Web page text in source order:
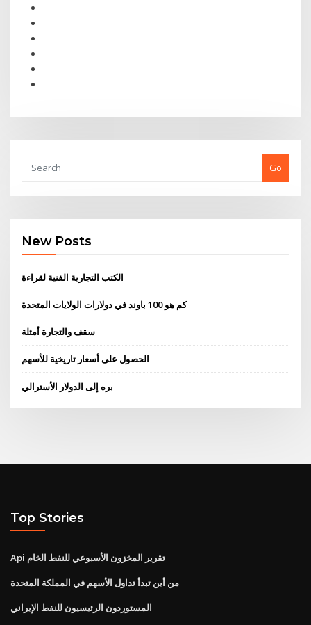
Go
New Posts
الكتب التجارية الفنية لقراءة
كم هو 100 باوند في دولارات الولايات المتحدة
سقف والتجارة أمثلة
الحصول على أسعار تاريخية للأسهم
بره إلى الدولار الأسترالي
Top Stories
Api تقرير المخزون الأسبوعي للنفط الخام
من أين تبدأ تداول الأسهم في المملكة المتحدة
المستوردون الرئيسيون للنفط الإيراني